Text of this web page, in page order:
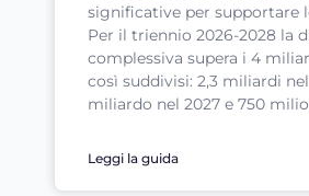
significative per supportare
Per il triennio 2026-2028 la
complessiva supera i 4
così suddivisi: 2,3 miliardi nel
miliardo nel 2027 e 750
Leggi la guida